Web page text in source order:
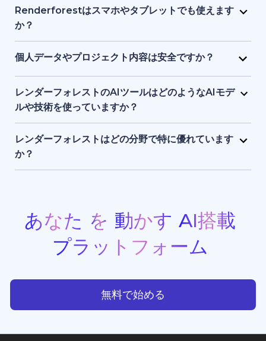
考画像からユニークなビジュアルを作成できます。生
成した画像を短いアニメーションにすることも可能で
Renderforestはスマホやタブレットでも使えます
か？
はい。Renderforestアプリは Android と iOS の両方
でダウンロードでき、またはブラウザでウエブ版を利
いるため、いつでもどこでも制作・編集が可能です。
個人データやプロジェクト内容は安全ですか？
もちろんです。Renderforestは安全なデータ暗号化と
クラウド保護基準を採用しており、個人情報とプロジ
ェクトを安全に守ります。ファイルはプライベートな
です。
レンダーフォレストのAIツールはどのようなAIモデ
ルや技術を使っていますか？
レンダーフォレストは、独自開発のAIエンジンに加
え、Sora 2、Google Veo 3.1、Kling 3.0 Omni、
Seedance 2.0、Pixverse V6、Nano Banana Pro、
性のある動画生成・画像生成・アニメーション制作・
ウエブサイト制作を実現しています。
レンダーフォレストはどの分野で特に優れています
か？
レンダーフォレストは、現在利用できる中でもトップ
などの豊富なテンプレートを備えており、クリエイタ
ー、ビジネスオーナー、マーケターが、スタジオ品質
のプロフェッショナルな動画コンテンツを手軽に制作
できる点で高く評価されています。
あなた を 動かす AI搭載
プラットフォーム
無料で始める